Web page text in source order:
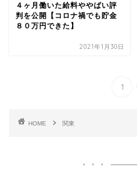
４ヶ月働いた給料ややばい評
判を公開【コロナ禍でも貯金
８０万円できた】
2021年1月30日
1
HOME 関東